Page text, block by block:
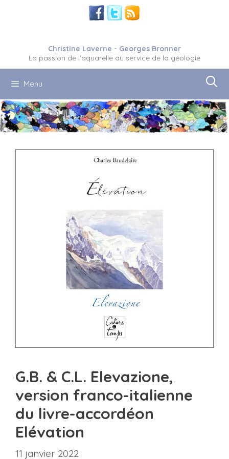
Christine Laverne - Georges Bronner
La passion de l'aquarelle au service de la géologie
Menu
G.B. & C.L. Elevazione,
version franco-italienne
du livre-accordéon
Elévation
11 janvier 2022